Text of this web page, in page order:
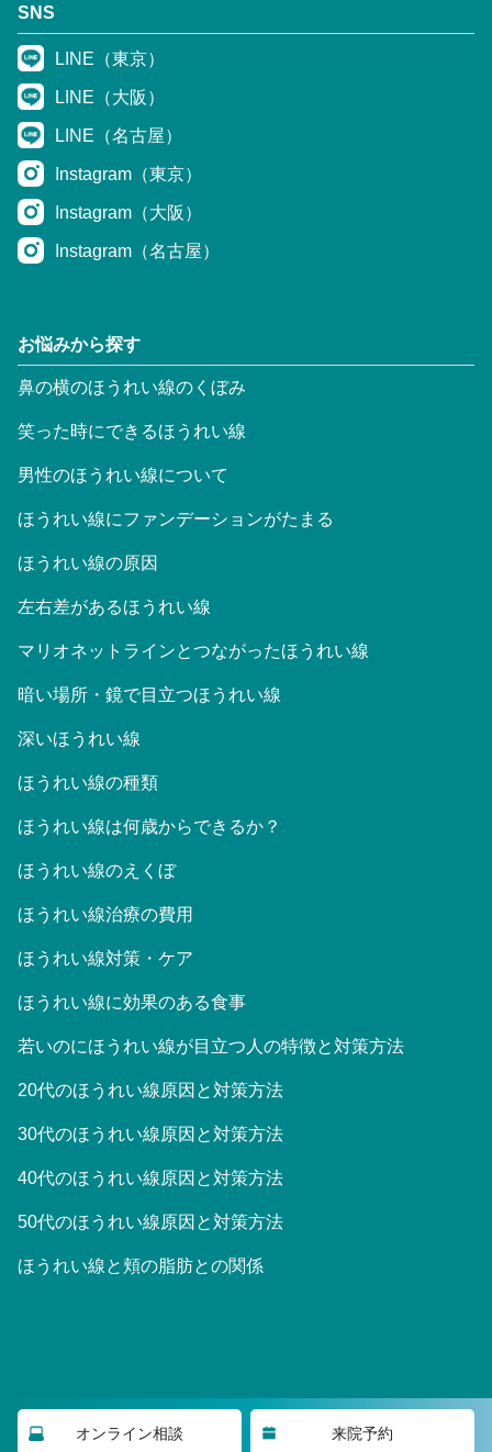
SNS
LINE（東京）
LINE（大阪）
LINE（名古屋）
Instagram（東京）
Instagram（大阪）
Instagram（名古屋）
お悩みから探す
鼻の横のほうれい線のくぼみ
笑った時にできるほうれい線
男性のほうれい線について
ほうれい線にファンデーションがたまる
ほうれい線の原因
左右差があるほうれい線
マリオネットラインとつながったほうれい線
暗い場所・鏡で目立つほうれい線
深いほうれい線
ほうれい線の種類
ほうれい線は何歳からできるか？
ほうれい線のえくぼ
ほうれい線治療の費用
ほうれい線対策・ケア
ほうれい線に効果のある食事
若いのにほうれい線が目立つ人の特徴と対策方法
20代のほうれい線原因と対策方法
30代のほうれい線原因と対策方法
40代のほうれい線原因と対策方法
50代のほうれい線原因と対策方法
ほうれい線と頬の脂肪との関係
©2023 大阪Houreisen美容皮膚科/東京Houreisenスキンクリニッ
ク/名古屋Houreisenスキンクリニック
オンライン相談 来院予約